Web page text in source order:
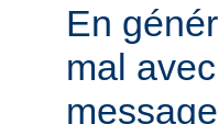
En
mal